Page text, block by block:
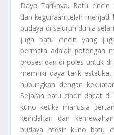
Daya Tariknya. Batu cincin
dan kegunaan telah menjadi
budaya di seluruh dunia
juga batu cincin yang
permata adalah potongan
proses dan di poles untuk
memiliki daya tarik
hubungkan dengan
Sejarah batu cincin dapat
kuno ketika manusia
keindahan dan
budaya mesir kuno batu